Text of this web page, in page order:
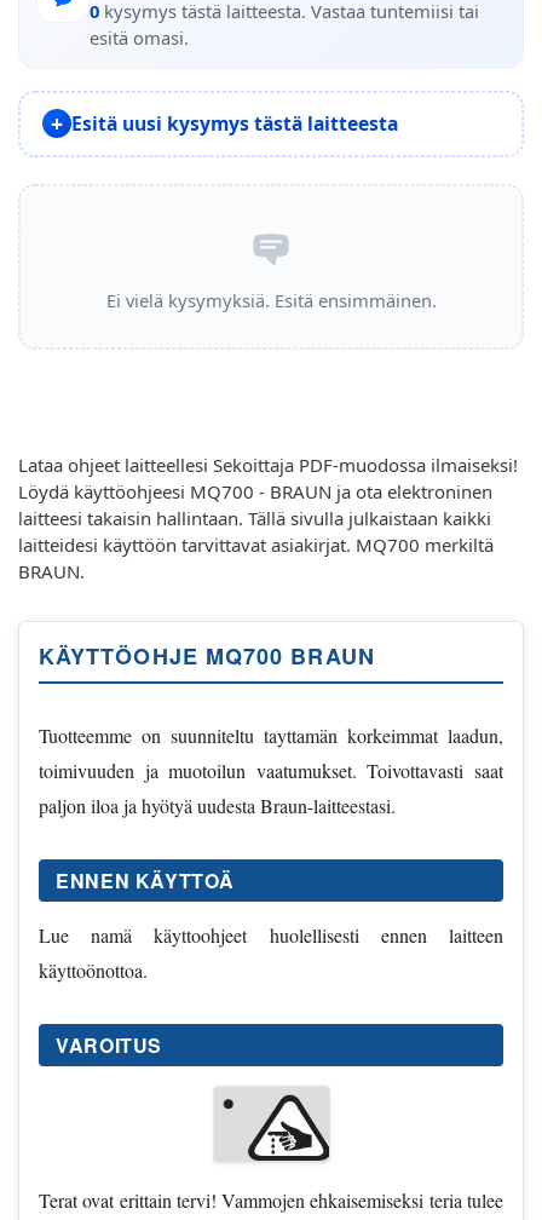
0 kysymys tästä laitteesta. Vastaa tuntemiisi tai
esitä omasi.
Esitä uusi kysymys tästä laitteesta
Ei vielä kysymyksiä. Esitä ensimmäinen.
Lataa ohjeet laitteellesi Sekoittaja PDF-muodossa ilmaiseksi!
Löydä käyttöohjeesi MQ700 - BRAUN ja ota elektroninen
laitteesi takaisin hallintaan. Tällä sivulla julkaistaan kaikki
laitteidesi käyttöön tarvittavat asiakirjat. MQ700 merkiltä
BRAUN.
KÄYTTÖOHJE MQ700 BRAUN
Tuotteemme on suunniteltu tayttamän korkeimmat laadun,
toimivuuden ja muotoilun vaatumukset. Toivottavasti saat
paljon iloa ja hyötyä uudesta Braun-laitteestasi.
ENNEN KÄYTTOÄ
Lue namä käyttoohjeet huolellisesti ennen laitteen
käyttoönottoa.
VAROITUS
Terat ovat erittain tervi! Vammojen ehkaisemiseksi teria tulee